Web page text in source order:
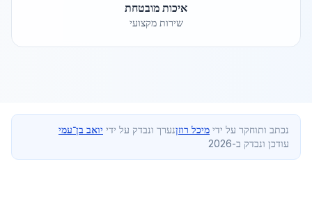
איכות מובטחת
שירות מקצועי
נכתב ותוחקר על ידי מיכל רוזןנערך ונבדק על ידי יואב בן־עמי
עודכן ונבדק ב-2026